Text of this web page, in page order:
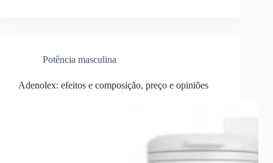
Potência masculina
Adenolex: efeitos e composição, preço e opiniões